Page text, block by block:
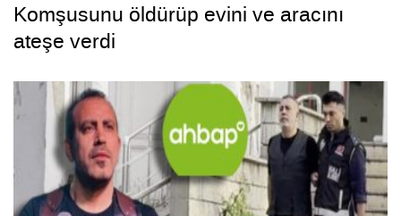
Komşusunu öldürüp evini ve aracını
ateşe verdi